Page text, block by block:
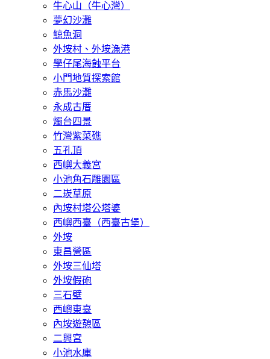
牛心山（牛心灣）
夢幻沙灘
鯨魚洞
外垵村、外垵漁港
學仔尾海蝕平台
小門地質探索館
赤馬沙灘
永成古厝
燭台四景
竹灣紫菜礁
五孔頂
西嶼大義宮
小池角石雕園區
二崁草原
內垵村塔公塔婆
西嶼西臺（西臺古堡）
外垵
東昌營區
外垵三仙塔
外垵假砲
三石壁
西嶼東臺
內垵遊憩區
二興宮
小池水庫